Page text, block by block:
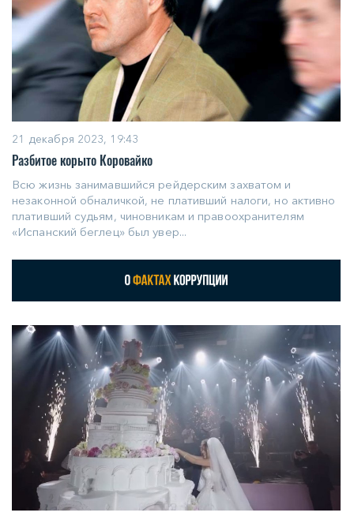
21 декабря 2023, 19:43
Разбитое корыто Коровайко
Всю жизнь занимавшийся рейдерским захватом и
незаконной обналичкой, не плативший налоги, но активно
плативший судьям, чиновникам и правоохранителям
«Испанский беглец» был увер...